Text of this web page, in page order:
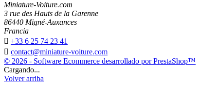
Miniature-Voiture.com
3 rue des Hauts de la Garenne
86440 Migné-Auxances
Francia
 +33 6 25 74 23 41
 contact@miniature-voiture.com
© 2026 - Software Ecommerce desarrollado por PrestaShop™
Cargando...
Volver arriba